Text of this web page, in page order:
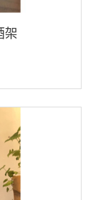
架